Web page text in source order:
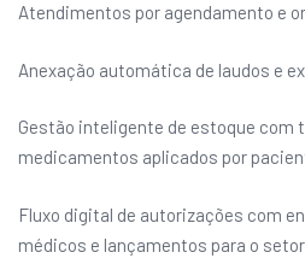
Atendimentos por agendamento e
Anexação automática de laudos e
Gestão inteligente de estoque com
medicamentos aplicados por
Fluxo digital de autorizações com
médicos e lançamentos para o